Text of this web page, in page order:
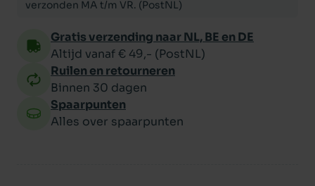
verzonden MA t/m VR. (PostNL)
Gratis verzending naar NL, BE en DE
Altijd vanaf € 49,- (PostNL)
Ruilen en retourneren
Binnen 30 dagen
Spaarpunten
Alles over spaarpunten